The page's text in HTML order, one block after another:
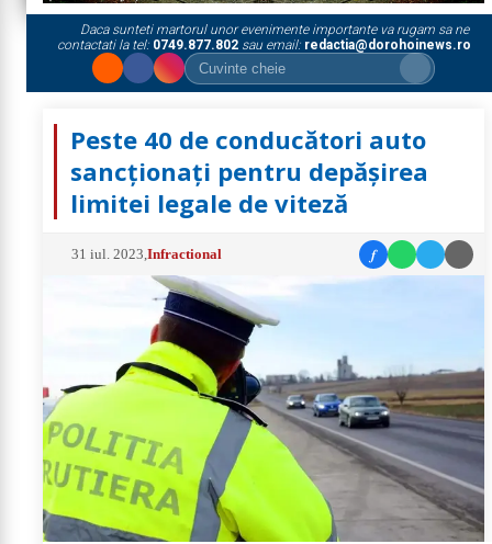
Daca sunteti martorul unor evenimente importante va rugam sa ne
contactati la tel: 0749.877.802sau email: redactia@dorohoinews.ro
Peste 40 de conducători auto
sancționați pentru depășirea
limitei legale de viteză
31 iul. 2023 ,Infractional f